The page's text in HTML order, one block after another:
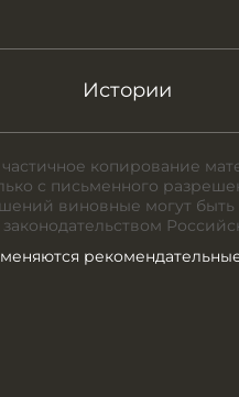
Истории
копирование
с письменного
виновные могут
законодательством